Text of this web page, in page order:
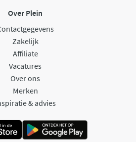
Over Plein
Zakelijk
Affiliate
Vacatures
Over ons
Merken
& advies